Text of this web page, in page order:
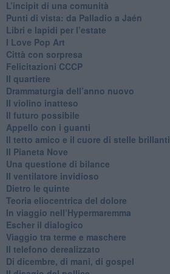
​L’incipit di una comunità
Punti di vista: da Palladio a Jaén
​Libri e lapidi per l’estate
​I Love Pop Art
Città con sorpresa
Felicitazioni CCCP
​Il quartiere
​Drammaturgia dell’anno nuovo
​Il violino inatteso
​Il futuro possibile
​Appello con i guanti
​Il tetto amico e il cuore di stelle brillanti
​Il Pianeta Nove
​Una questione di bilance
​Il ventilatore invidioso
​Dietro le quinte
​Teoria eliocentrica del dolore
In viaggio nell’Hypermaremma
​Escher il dialogico
​Viaggio tra terme e maschere
Il telefono derealizzato
​Di dicembre, di mani, di gospel